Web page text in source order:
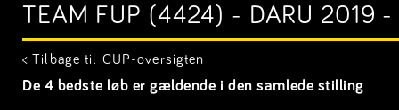
TEAM FUP (4424) - DARU 2019 -
< Tilbage til CUP-oversigten
De 4 bedste løb er gældende i den samlede stilling